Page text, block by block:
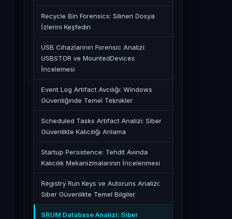
Recycle Bin Forensics: Silinen Dosya
İzlerini Keşfedin
USB Cihazlarının Forensic Analizi:
USBSTOR ve MountedDevices
İncelemesi
Event Log Artifact Avcılığı: Windows
Güvenliğinde Temel Teknikler
Scheduled Tasks Artifact Analizi: Siber
Güvenlikte Kalıcılığı Anlama
Startup Persistence: Tehdit Avında
Kalıcılık Mekanizmalarının İncelenmesi
Registry Run Keys ve Autoruns Analizi:
Siber Güvenlikte Temel Bilgiler
SRUM Database Analizi: Siber